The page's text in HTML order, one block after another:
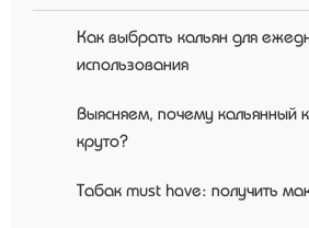
Как выбрать кальян для
использования
Выясняем, почему кальянный
круто?
Табак must have: получить